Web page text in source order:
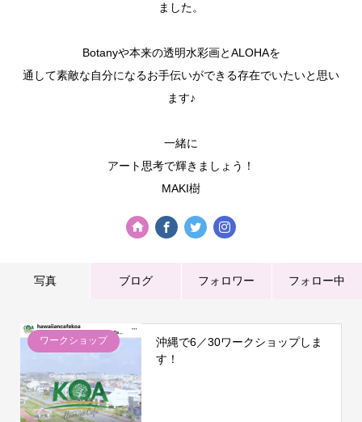
ました。
Botanyや本来の透明水彩画とALOHAを
通して素敵な自分になるお手伝いができる存在でいたいと思い
ます♪
一緒に
アート思考で輝きましょう！
MAKI樹
写真 ブログ フォロワー フォロー中
ワークショップ
沖縄で6／30ワークショップしま
す！